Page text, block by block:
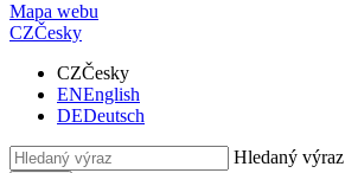
Mapa webu
CZČesky
CZČesky
ENEnglish
DEDeutsch
Hledaný výraz